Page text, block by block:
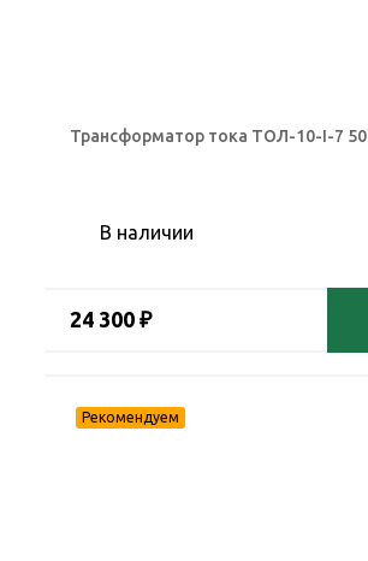
Трансформатор тока ТОЛ-10-I-7 50
В наличии
24 300 ₽